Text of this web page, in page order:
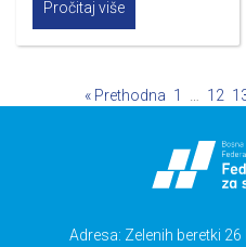
Pročitaj više
« Prethodna 1 12
Adresa: Zelenih beretki